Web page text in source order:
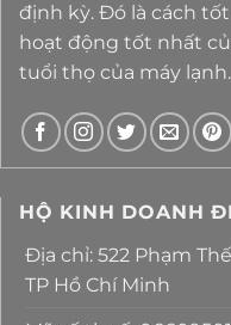
định kỳ. Đó là cách
hoạt động tốt nhất
tuổi thọ của máy lạnh.
HỘ KINH DOANH
Địa chỉ: 522 Phạm
TP Hồ Chí Minh